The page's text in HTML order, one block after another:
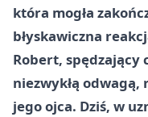
która mogła
błyskawiczna
Robert, spędzający
niezwykłą
jego ojca. Dziś, w